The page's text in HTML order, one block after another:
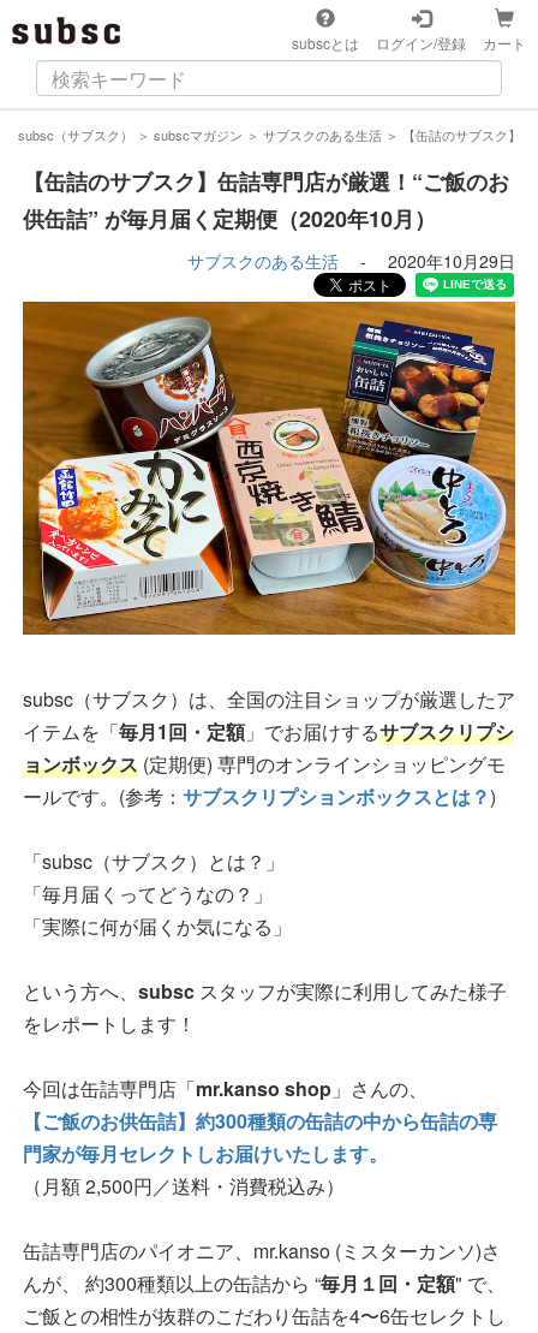
subscとは ログイン/登録 カート
subsc（サブスク） ＞ subscマガジン ＞ サブスクのある生活 ＞ 【缶詰のサブスク】
【缶詰のサブスク】缶詰専門店が厳選！“ご飯のお
供缶詰” が毎月届く定期便（2020年10月）
サブスクのある生活 - 2020年10月29日
subsc（サブスク）は、全国の注目ショップが厳選したア
イテムを「毎月1回・定額」でお届けするサブスクリプシ
ョンボックス (定期便) 専門のオンラインショッピングモ
ールです。(参考： サブスクリプションボックスとは？)
「subsc（サブスク）とは？」
「毎月届くってどうなの？」
「実際に何が届くか気になる」
という方へ、 subsc スタッフが実際に利用してみた様子
をレポートします！
今回は缶詰専門店「mr.kanso shop 」さんの、
【ご飯のお供缶詰】約300種類の缶詰の中から缶詰の専
門家が毎月セレクトしお届けいたします。
（月額 2,500円／送料・消費税込み）
缶詰専門店のパイオニア、mr.kanso (ミスターカンソ)さ
んが、 約300種類以上の缶詰から “毎月１回・定額" で、
ご飯との相性が抜群のこだわり缶詰を4〜6缶セレクトし